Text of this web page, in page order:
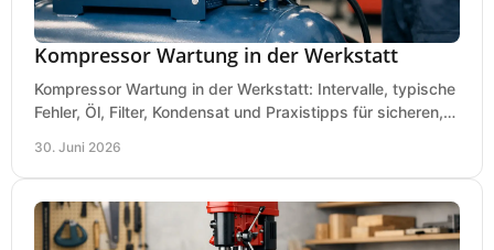
Kompressor Wartung in der Werkstatt
Kompressor Wartung in der Werkstatt: Intervalle, typische
Fehler, Öl, Filter, Kondensat und Praxistipps für sicheren,
30. Juni 2026